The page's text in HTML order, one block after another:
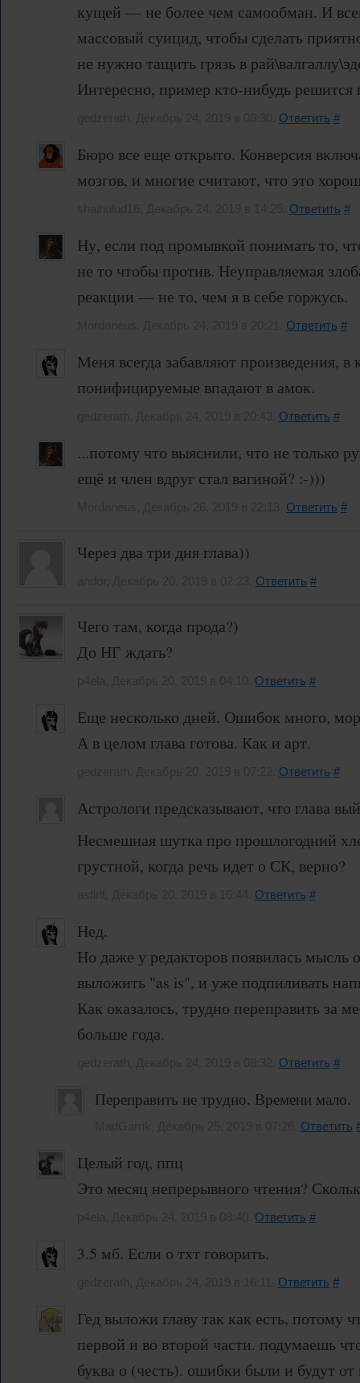
кущей — не более чем самообман. И
массовый суицид, чтобы сделать
не нужно тащить грязь в
Интересно, пример кто-нибудь решится
Ответить #
Бюро все еще открыто. Конверсия
мозгов, и многие считают, что это
Ответить #
Ну, если под промывкой понимать то,
не то чтобы против. Неуправляемая
реакции — не то, чем я в себе горжусь.
Ответить #
Меня всегда забавляют произведения, в
понифицируемые впадают в амок.
Ответить #
...потому что выяснили, что не только
ещё и член вдруг стал вагиной? :-)))
Ответить #
Через два три дня глава))
Ответить #
Чего там, когда прода?)
До НГ ждать?
Ответить #
Еще несколько дней. Ошибок много,
А в целом глава готова. Как и арт.
Ответить #
Астрологи предсказывают, что глава
Несмешная шутка про прошлогодний
грустной, когда речь идет о СК, верно?
Ответить #
Нед.
Но даже у редакторов появилась мысль
выложить "as is", и уже подпиливать
Как оказалось, трудно переправить за
больше года.
Ответить #
Переправить не трудно. Времени мало.
Ответить
Целый год, ппц
Это месяц непрерывного чтения?
Ответить #
3.5 мб. Если о тхт говорить.
Ответить #
Гед выложи главу так как есть, потому
первой и во второй части. подумаешь
буква о (честь). ошибки были и будут от